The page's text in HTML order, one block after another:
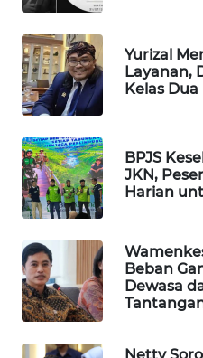
Yurizal
Layanan,
Kelas Dua
BPJS
JKN,
Harian
Beban
Dewasa
WISATA
LAPAK
WAHANA
Network
KONSUMEN
LISTRIK
MASYARAKAT
KELISTRIKAN
WALINKI
ID